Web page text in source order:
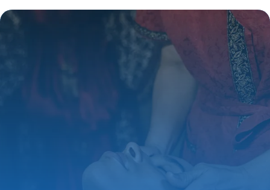
Efficaces